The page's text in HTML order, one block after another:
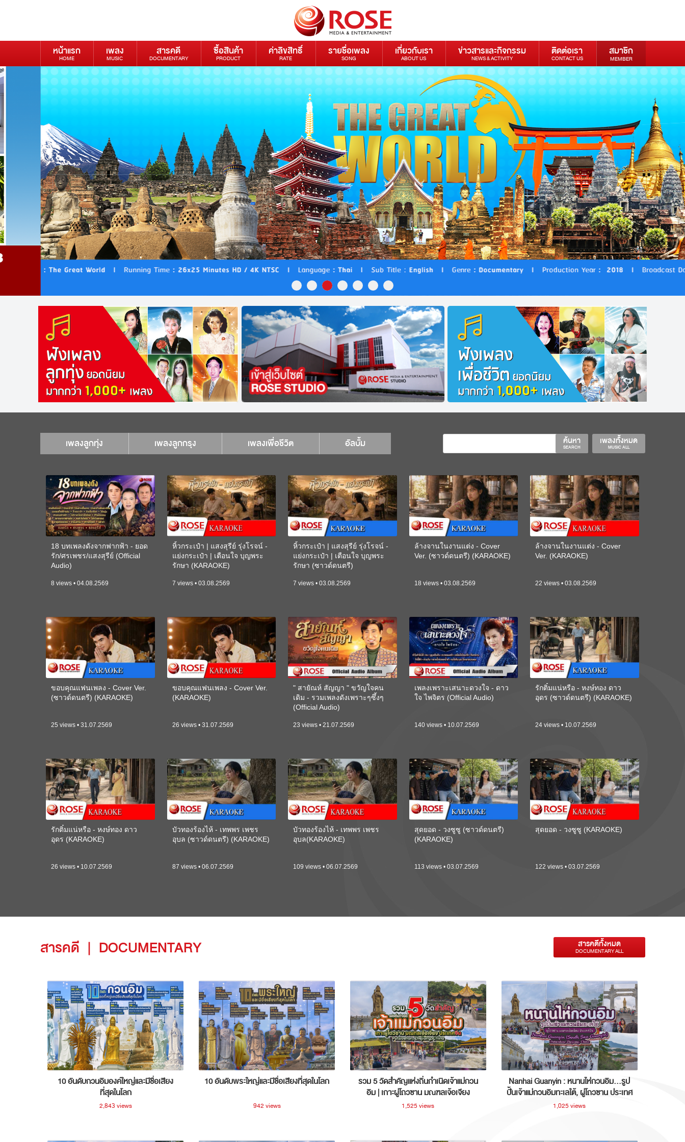
หน้าแรก
HOME
เพลง
MUSIC
สารคดี
DOCUMENTARY
ซื้อสินค้า
PRODUCT
ค่าลิขสิทธิ์
RATE
รายชื่อเพลง
SONG
เกี่ยวกับเรา
ABOUT US
ข่าวสารและกิจกรรม
NEWS & ACTIVITY
ติดต่อเรา
CONTACT US
สมาชิก
MEMBER
เพลงลูกทุ่ง เพลงลูกกรุง เพลงเพื่อชีวิต อัลบั้ม เพลงทั้งหมด
MUSIC ALL
ค้นหา
SEARCH
18 บทเพลงดังจากฟากฟ้า - ยอด
รัก/ศรเพชร/แสงสุรีย์ (Official
Audio)
8 views • 04.08.2569
หิ้วกระเป๋า | แสงสุรีย์ รุ่งโรจน์ -
แย่งกระเป๋า | เตือนใจ บุญพระ
รักษา (KARAOKE)
7 views • 03.08.2569
หิ้วกระเป๋า | แสงสุรีย์ รุ่งโรจน์ -
แย่งกระเป๋า | เตือนใจ บุญพระ
รักษา (ซาวด์ดนตรี)
7 views • 03.08.2569
ล้างจานในงานแต่ง - Cover
Ver. (ซาวด์ดนตรี) (KARAOKE)
18 views • 03.08.2569
ล้างจานในงานแต่ง - Cover
Ver. (KARAOKE)
22 views • 03.08.2569
ขอบคุณแฟนเพลง - Cover Ver.
(ซาวด์ดนตรี) (KARAOKE)
25 views • 31.07.2569
ขอบคุณแฟนเพลง - Cover Ver.
(KARAOKE)
26 views • 31.07.2569
" สายัณห์ สัญญา " ขวัญใจคน
เดิม - รวมเพลงดังเพราะๆซึ้งๆ
(Official Audio)
23 views • 21.07.2569
เพลงเพราะเสนาะดวงใจ - ดาว
ใจ ไพจิตร (Official Audio)
140 views • 10.07.2569
รักติ๋มแน่หรือ - หงษ์ทอง ดาว
อุดร (ซาวด์ดนตรี) (KARAOKE)
24 views • 10.07.2569
รักติ๋มแน่หรือ - หงษ์ทอง ดาว
อุดร (KARAOKE)
26 views • 10.07.2569
บัวทองร้องไห้ - เทพพร เพชร
อุบล (ซาวด์ดนตรี) (KARAOKE)
87 views • 06.07.2569
บัวทองร้องไห้ - เทพพร เพชร
อุบล(KARAOKE)
109 views • 06.07.2569
สุดยอด - วงซูซู (ซาวด์ดนตรี)
(KARAOKE)
113 views • 03.07.2569
สุดยอด - วงซูซู (KARAOKE)
122 views • 03.07.2569
สารคดี | DOCUMENTARY สารคดีทั้งหมด
DOCUMENTARY ALL
10 อันดับกวนอิมองค์ใหญ่และมีชื่อเสียง
ที่สุดในโลก
2,843 views
10 อันดับพระใหญ่และมีชื่อเสียงที่สุดในโลก
942 views
รวม 5 วัดสำคัญแห่งถิ่นกำเนิดเจ้าแม่กวน
อิม | เกาะผู่โถวซาน มณฑลเจ้อเจียง
ประเทศจีน
1,525 views
Nanhai Guanyin : หนานไห่กวนอิม...รูป
ปั้นเจ้าแม่กวนอิมทะเลใต้, ผู่โถวซาน ประเทศ
จีน
1,025 views